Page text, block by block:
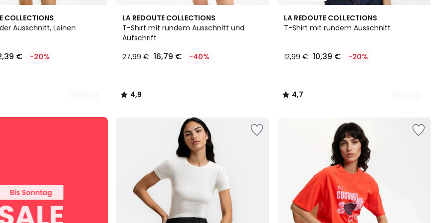
COLLECTIONS
Ausschnitt, Leinen
€ -20%
LA REDOUTE COLLECTIONS
T-Shirt mit rundem Ausschnitt und
Aufschrift
27,99 € 16,79 € -40%
4,9
/ 5
4,9
/
LA REDOUTE COLLECTIONS
T-Shirt mit rundem Ausschnitt
12,99 € 10,39 € -20%
4,7
/ 5
2
Farben
4,7
/